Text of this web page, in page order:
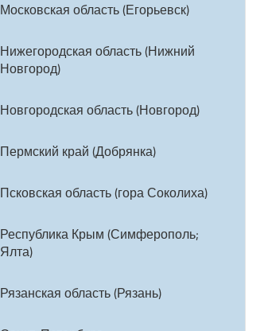
Московская область (Егорьевск)
Нижегородская область (Нижний
Новгород)
Новгородская область (Новгород)
Пермский край (Добрянка)
Псковская область (гора Соколиха)
Республика Крым (Симферополь;
Ялта)
Рязанская область (Рязань)